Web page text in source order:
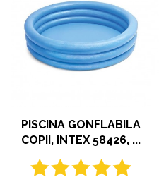
PISCINA GONFLABILA
COPII, INTEX 58426, ...